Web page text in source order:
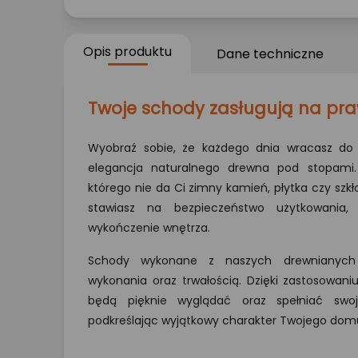
Opis produktu Dane techniczne
Twoje schody zasługują na
Wyobraź sobie, że każdego dnia wracasz
elegancja naturalnego drewna pod
którego nie da Ci zimny kamień, płytka czy
stawiasz na bezpieczeństwo
wykończenie wnętrza.
Schody wykonane z naszych
wykonania oraz trwałością. Dzięki
będą pięknie wyglądać oraz spełniać
podkreślając wyjątkowy charakter Twojego